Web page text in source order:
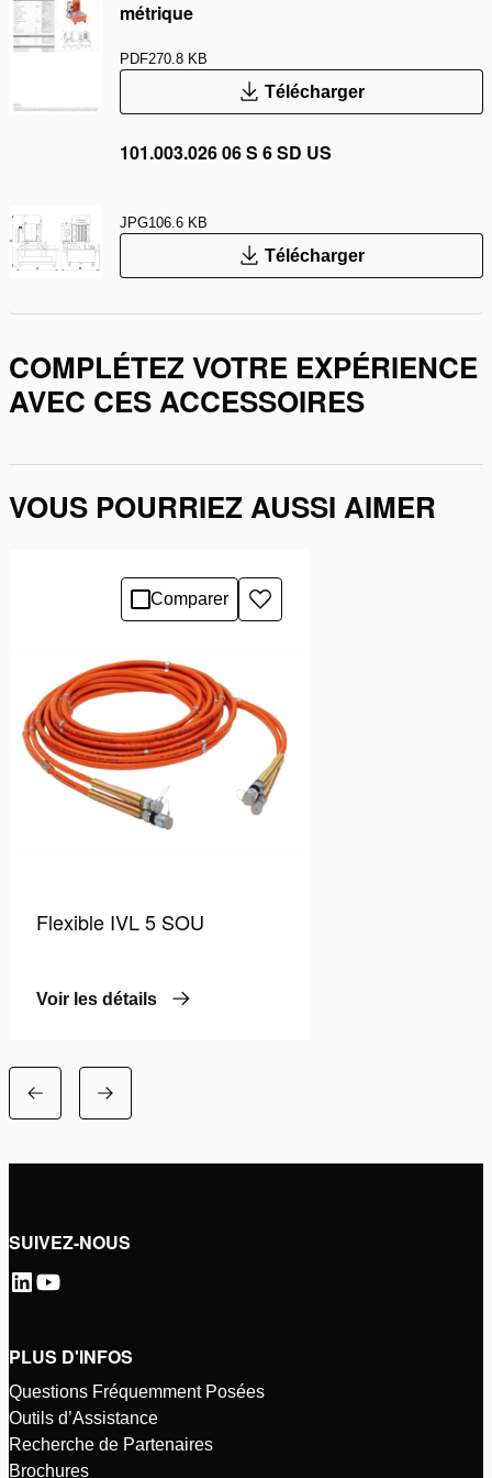
métrique
PDF270.8 KB
Télécharger
101.003.026 06 S 6 SD US
JPG106.6 KB
Télécharger
COMPLÉTEZ VOTRE EXPÉRIENCE
AVEC CES ACCESSOIRES
VOUS POURRIEZ AUSSI AIMER
Comparer
Ajouter
à
souhaits
Flexible IVL 5 SOU
Voir les détails
SUIVEZ-NOUS
PLUS D'INFOS
Questions Fréquemment Posées
Outils d’Assistance
Recherche de Partenaires
Brochures